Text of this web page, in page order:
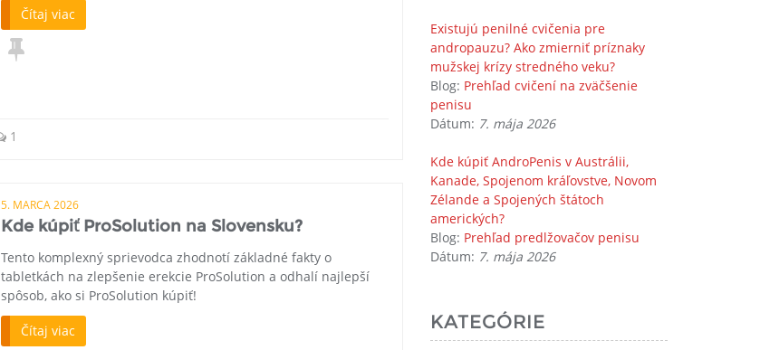
Čítaj viac
1
5. MARCA 2026
Kde kúpiť ProSolution na Slovensku?
Tento komplexný sprievodca zhodnotí základné fakty o
tabletkách na zlepšenie erekcie ProSolution a odhalí najlepší
spôsob, ako si ProSolution kúpiť!
Čítaj viac
Existujú penilné cvičenia pre
andropauzu? Ako zmierniť príznaky
mužskej krízy stredného veku?
Blog: Prehľad cvičení na zväčšenie
penisu
Dátum: 7. mája 2026
Kde kúpiť AndroPenis v Austrálii,
Kanade, Spojenom kráľovstve, Novom
Zélande a Spojených štátoch
amerických?
Blog: Prehľad predlžovačov penisu
Dátum: 7. mája 2026
KATEGÓRIE